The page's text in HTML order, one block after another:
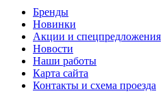
Бренды
Новинки
Акции и спецпредложения
Новости
Наши работы
Карта сайта
Контакты и схема проезда